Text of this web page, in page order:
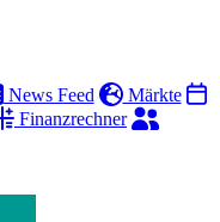
News Feed
Märkte
Finanzrechner